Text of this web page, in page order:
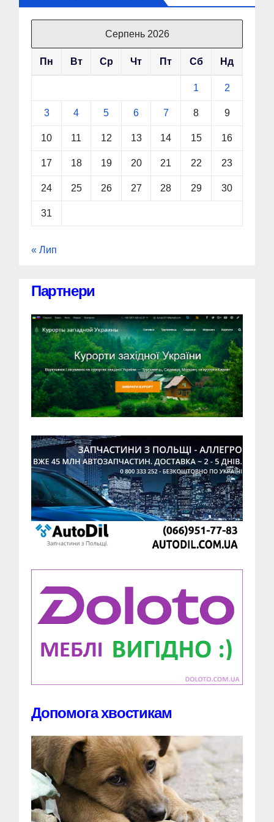
Серпень 2026
Пн Вт Ср Чт Пт Сб Нд
1 2
3 4 5 6 7 8 9
10 11 12 13 14 15 16
17 18 19 20 21 22 23
24 25 26 27 28 29 30
31
« Лип
Партнери
Допомога хвостикам